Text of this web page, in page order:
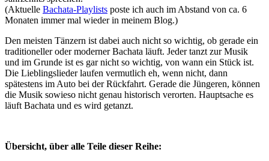
(Aktuelle Bachata-Playlists poste ich auch im Abstand von ca. 6
Monaten immer mal wieder in meinem Blog.)
Den meisten Tänzern ist dabei auch nicht so wichtig, ob gerade ein
traditioneller oder moderner Bachata läuft. Jeder tanzt zur Musik
und im Grunde ist es gar nicht so wichtig, von wann ein Stück ist.
Die Lieblingslieder laufen vermutlich eh, wenn nicht, dann
spätestens im Auto bei der Rückfahrt. Gerade die Jüngeren, können
die Musik sowieso nicht genau historisch verorten. Hauptsache es
läuft Bachata und es wird getanzt.
Übersicht, über alle Teile dieser Reihe: